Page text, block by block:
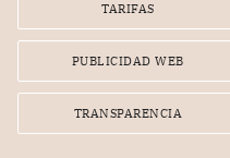
TARIFAS
PUBLICIDAD WEB
TRANSPARENCIA